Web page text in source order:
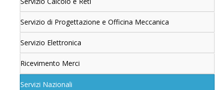
Servizio di Progettazione e Officina Meccanica
Servizio Elettronica
Ricevimento Merci
Servizi Nazionali